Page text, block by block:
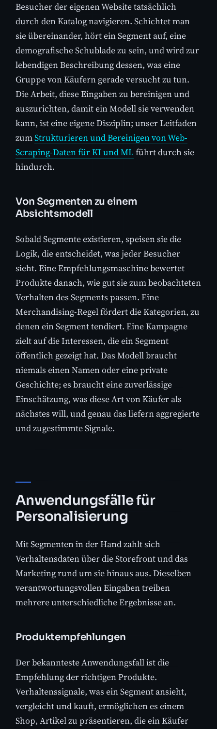
Besucher der eigenen Website tatsächlich
durch den Katalog navigieren. Schichtet man
sie übereinander, hört ein Segment auf, eine
demografische Schublade zu sein, und wird zur
lebendigen Beschreibung dessen, was eine
Gruppe von Käufern gerade versucht zu tun.
Die Arbeit, diese Eingaben zu bereinigen und
auszurichten, damit ein Modell sie verwenden
kann, ist eine eigene Disziplin; unser Leitfaden
zumStrukturieren und Bereinigen von Web-
Scraping-Daten für KI und ML führt durch sie
hindurch.
Von Segmenten zu einem
Absichtsmodell
Sobald Segmente existieren, speisen sie die
Logik, die entscheidet, was jeder Besucher
sieht. Eine Empfehlungsmaschine bewertet
Produkte danach, wie gut sie zum beobachteten
Verhalten des Segments passen. Eine
Merchandising-Regel fördert die Kategorien, zu
denen ein Segment tendiert. Eine Kampagne
zielt auf die Interessen, die ein Segment
öffentlich gezeigt hat. Das Modell braucht
niemals einen Namen oder eine private
Geschichte; es braucht eine zuverlässige
Einschätzung, was diese Art von Käufer als
nächstes will, und genau das liefern aggregierte
und zugestimmte Signale.
Anwendungsfälle für
Personalisierung
Mit Segmenten in der Hand zahlt sich
Verhaltensdaten über die Storefront und das
Marketing rund um sie hinaus aus. Dieselben
verantwortungsvollen Eingaben treiben
mehrere unterschiedliche Ergebnisse an.
Produktempfehlungen
Der bekannteste Anwendungsfall ist die
Empfehlung der richtigen Produkte.
Verhaltenssignale, was ein Segment ansieht,
vergleicht und kauft, ermöglichen es einem
Shop, Artikel zu präsentieren, die ein Käufer